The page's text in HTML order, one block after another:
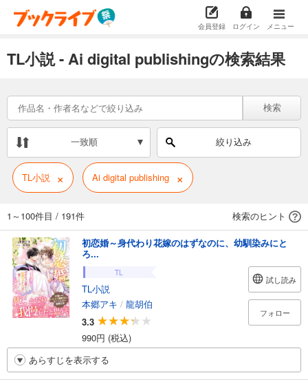
会員登録 ログイン メニュー
TL小説 - Ai digital publishingの検索結果
検索
一致順 絞り込み
TL小説 × Ai digital publishing ×
1～100件目 / 191件 検索のヒント
初恋婚～身代わり花嫁のはずなのに、幼馴染みにと
ろ...
TL
TL小説
本郷アキ / 龍胡伯
3.3
990円 (税込)
試し読み
フォロー
あらすじを表示する